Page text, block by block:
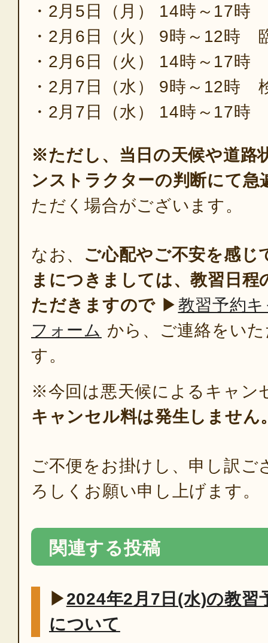
・2月5日（月） 14時～17時
・2月6日（火） 9時～12時
・2月6日（火） 14時～17時
・2月7日（水） 9時～12時
・2月7日（水） 14時～17時
※ただし、当日の天候や道路
ンストラクターの判断にて急
ただく場合がございます。
なお、 ご心配やご不安を感じ
まにつきましては、教習日程
ただきますので ▶教習予約
フォーム から、ご連絡をい
す。
※今回は悪天候によるキャン
キャンセル料は発生しません
ご不便をお掛けし、申し訳ご
ろしくお願い申し上げます。
関連する投稿
▶2024年2月7日(水)の教習
について